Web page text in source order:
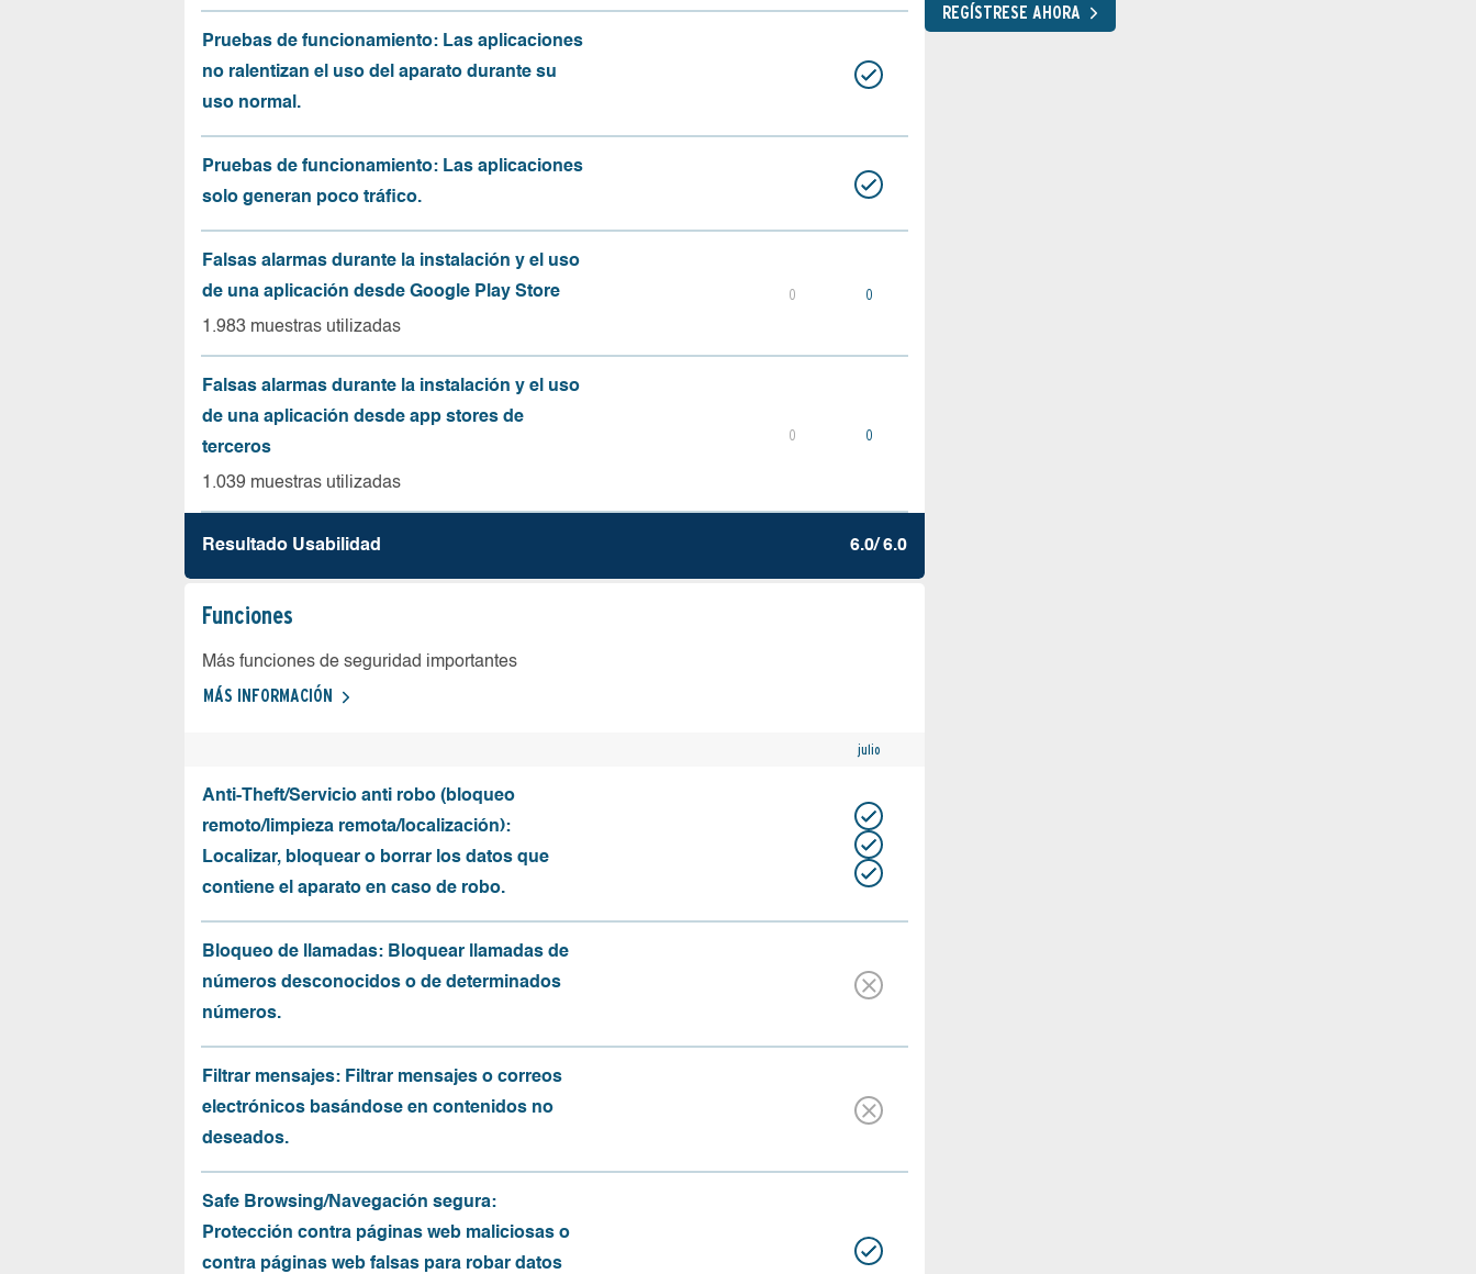
Pruebas de funcionamiento: Las aplicaciones
no ralentizan el uso del aparato durante su
uso normal.
Pruebas de funcionamiento: Las aplicaciones
solo generan poco tráfico.
Falsas alarmas durante la instalación y el uso
de una aplicación desde Google Play Store
1.983 muestras utilizadas
0 0
Falsas alarmas durante la instalación y el uso
de una aplicación desde app stores de
terceros
1.039 muestras utilizadas
0 0
Resultado Usabilidad 6.0/ 6.0
Funciones
Más funciones de seguridad importantes
MÁS INFORMACIÓN
julio
Anti-Theft/Servicio anti robo (bloqueo
remoto/limpieza remota/localización):
Localizar, bloquear o borrar los datos que
contiene el aparato en caso de robo.
Bloqueo de llamadas: Bloquear llamadas de
números desconocidos o de determinados
números.
Filtrar mensajes: Filtrar mensajes o correos
electrónicos basándose en contenidos no
deseados.
Safe Browsing/Navegación segura:
Protección contra páginas web maliciosas o
contra páginas web falsas para robar datos
REGÍSTRESE AHORA